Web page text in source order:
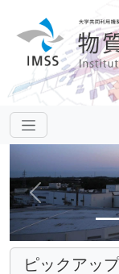
前へ
ピックアッ